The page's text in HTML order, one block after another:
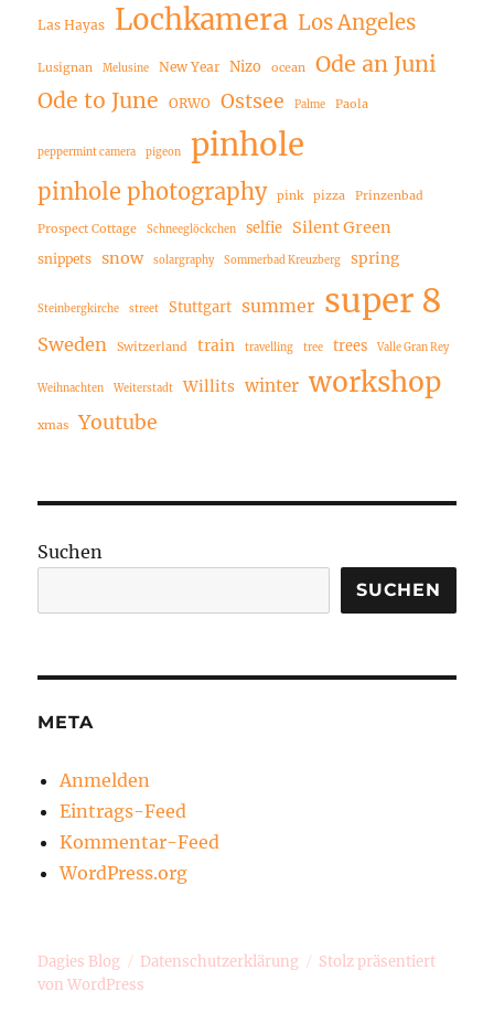
Las Hayas Lochkamera Los Angeles
Lusignan Melusine New Year Nizo ocean
Ode an Juni
Ode to June
ORWO Ostsee Palme Paola
peppermint camera pigeon pinhole
pinhole photography pink pizza Prinzenbad
Prospect Cottage Schneeglöckchen selfie Silent Green
snippets snow solargraphy Sommerbad Kreuzberg spring
Steinbergkirche street Stuttgart summer super 8
Sweden Switzerland train travelling tree trees Valle Gran Rey
Weihnachten Weiterstadt Willits winter workshop
xmas Youtube
Suchen
SUCHEN
META
Anmelden
Eintrags-Feed
Kommentar-Feed
WordPress.org
Dagies Blog Datenschutzerklärung
Stolz präsentiert
von WordPress